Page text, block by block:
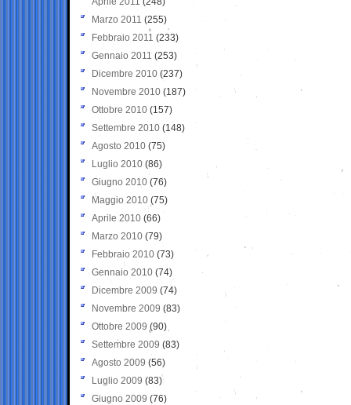
Marzo 2011 (255)
Febbraio 2011 (233)
Gennaio 2011 (253)
Dicembre 2010 (237)
Novembre 2010 (187)
Ottobre 2010 (157)
Settembre 2010 (148)
Agosto 2010 (75)
Luglio 2010 (86)
Giugno 2010 (76)
Maggio 2010 (75)
Aprile 2010 (66)
Marzo 2010 (79)
Febbraio 2010 (73)
Gennaio 2010 (74)
Dicembre 2009 (74)
Novembre 2009 (83)
Ottobre 2009 (90)
Settembre 2009 (83)
Agosto 2009 (56)
Luglio 2009 (83)
Giugno 2009 (76)